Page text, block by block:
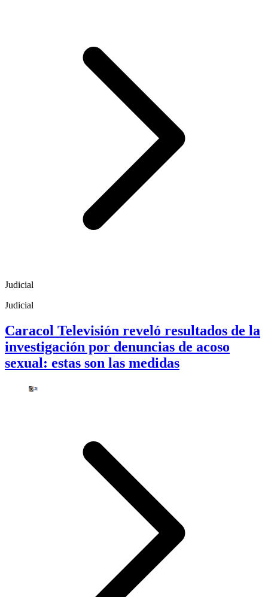
Judicial
Judicial
Caracol Televisión reveló resultados de la
investigación por denuncias de acoso
sexual: estas son las medidas